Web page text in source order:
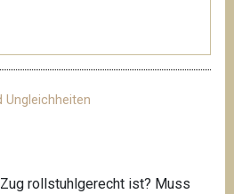
Ungleichheiten
rollstuhlgerecht ist? Muss